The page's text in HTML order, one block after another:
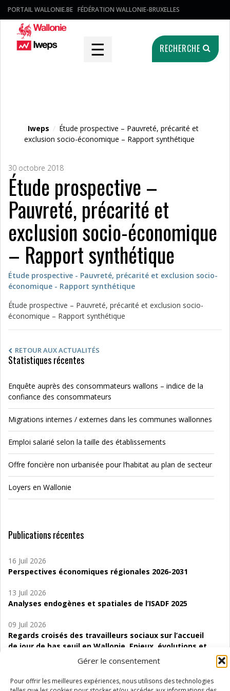
Gérer le consentement
Pour offrir les meilleures expériences, nous utilisons des technologies
PORTAIL WALLONIE.BE FÉDÉRATION WALLONIE-BRUXELLES
☰ RECHERCHE
Iweps / Étude prospective – Pauvreté, précarité et
exclusion socio-économique – Rapport synthétique
30 octobre 2018
Étude prospective –
Pauvreté, précarité et
exclusion socio-économique
– Rapport synthétique
Étude prospective - Pauvreté, précarité et exclusion socio-
économique - Rapport synthétique
Étude prospective – Pauvreté, précarité et exclusion socio-
économique – Rapport synthétique
RETOUR AUX ACTUALITÉS
Statistiques récentes
Enquête auprès des consommateurs wallons – indice de la
confiance des consommateurs
Migrations internes / externes dans les communes wallonnes
Emploi salarié selon la taille des établissements
Offre foncière non urbanisée pour l’habitat au plan de secteur
Loyers en Wallonie
Publications récentes
16 Juil 2026
Perspectives économiques régionales 2026-2031
13 Juil 2026
Analyses endogènes et spatiales de l’ISADF 2025
09 Juil 2026
Regards croisés des travailleurs sociaux sur l’accueil
de jour de bas seuil en Wallonie. Enjeux, évolutions et
06 Juil 2026
Étude d’évaluabilité des Structures